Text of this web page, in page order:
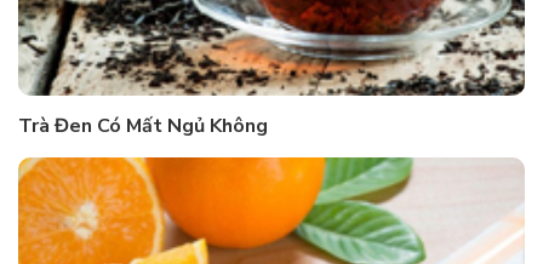
Trà Đen Có Mất Ngủ Không